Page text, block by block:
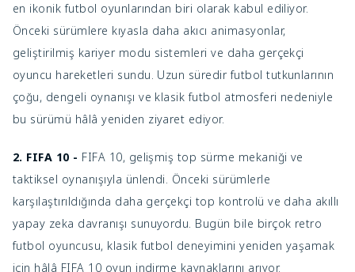
en ikonik futbol oyunlarından biri olarak kabul ediliyor.
Önceki sürümlere kıyasla daha akıcı animasyonlar,
geliştirilmiş kariyer modu sistemleri ve daha gerçekçi
oyuncu hareketleri sundu. Uzun süredir futbol tutkunlarının
çoğu, dengeli oynanışı ve klasik futbol atmosferi nedeniyle
bu sürümü hâlâ yeniden ziyaret ediyor.
2. FIFA 10 - FIFA 10, gelişmiş top sürme mekaniği ve
taktiksel oynanışıyla ünlendi. Önceki sürümlerle
karşılaştırıldığında daha gerçekçi top kontrolü ve daha akıllı
yapay zeka davranışı sunuyordu. Bugün bile birçok retro
futbol oyuncusu, klasik futbol deneyimini yeniden yaşamak
için hâlâ FIFA 10 oyun indirme kaynaklarını arıyor.